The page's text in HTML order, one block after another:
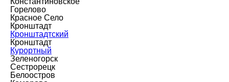
Горелово
Красное Село
Кронштадт
Кронштадтский
Кронштадт
Курортный
Зеленогорск
Сестрорецк
Белоостров